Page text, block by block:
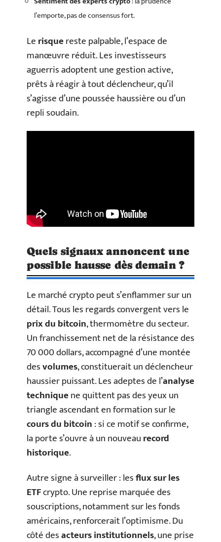
l’emporte, pas de consensus fort.
Lerisquereste palpable, l’espace de
manœuvre réduit. Les investisseurs
aguerris adoptent une gestion active,
prêts à réagir à tout déclencheur, qu’il
s’agisse d’une poussée haussière ou d’un
repli soudain.
Quels signaux annoncent une
possible hausse dès demain ?
Le marché crypto peut s’enflammer sur un
détail. Tous les regards convergent vers le
prix du bitcoin, thermomètre du secteur.
Un franchissement net de la résistance des
70 000 dollars, accompagné d’une montée
desvolumes, constituerait un déclencheur
haussier puissant. Les adeptes de l’analyse
techniquene quittent pas des yeux un
triangle ascendant en formation sur le
cours du bitcoin: si ce motif se confirme,
la porte s’ouvre à un nouveaurecord
historique.
Autre signe à surveiller : lesflux sur les
ETFcrypto. Une reprise marquée des
souscriptions, notamment sur les fonds
américains, renforcerait l’optimisme. Du
côté desacteurs institutionnels, une prise